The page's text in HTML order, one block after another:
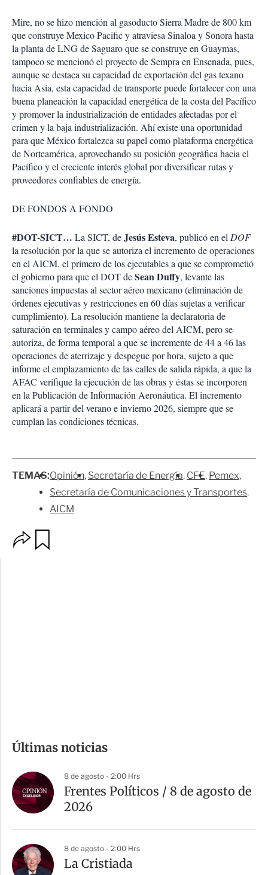
Mire, no se hizo mención al gasoducto Sierra Madre de 800 km
que construye Mexico Pacific y atraviesa Sinaloa y Sonora hasta
la planta de LNG de Saguaro que se construye en Guaymas,
tampoco se mencionó el proyecto de Sempra en Ensenada, pues,
aunque se destaca su capacidad de exportación del gas texano
hacia Asia, esta capacidad de transporte puede fortalecer con una
buena planeación la capacidad energética de la costa del Pacífico
y promover la industrialización de entidades afectadas por el
crimen y la baja industrialización. Ahí existe una oportunidad
para que México fortalezca su papel como plataforma energética
de Norteamérica, aprovechando su posición geográfica hacia el
Pacífico y el creciente interés global por diversificar rutas y
proveedores confiables de energía.
DE FONDOS A FONDO
#DOT-SICT… La SICT, deJesús Esteva, publicó en el DOF
la resolución por la que se autoriza el incremento de operaciones
en el AICM, el primero de los ejecutables a que se comprometió
el gobierno para que el DOT deSean Duffy, levante las
sanciones impuestas al sector aéreo mexicano (eliminación de
órdenes ejecutivas y restricciones en 60 días sujetas a verificar
cumplimiento). La resolución mantiene la declaratoria de
saturación en terminales y campo aéreo del AICM, pero se
autoriza, de forma temporal a que se incremente de 44 a 46 las
operaciones de aterrizaje y despegue por hora, sujeto a que
informe el emplazamiento de las calles de salida rápida, a que la
AFAC verifique la ejecución de las obras y éstas se incorporen
en la Publicación de Información Aeronáutica. El incremento
aplicará a partir del verano e invierno 2026, siempre que se
cumplan las condiciones técnicas.
TEMAS:Opinión Secretaría de Energía CFE Pemex
Secretaría de Comunicaciones y Transportes
AICM
p
p
a
r
t
Últimas noticias
8 de agosto - 2:00 Hrs
Frentes Políticos / 8 de agosto de
2026
8 de agosto - 2:00 Hrs
La Cristiada